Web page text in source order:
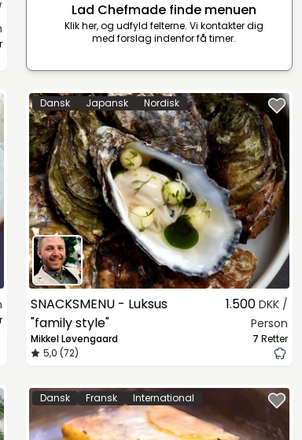
Lad Chefmade finde menuen
Klik her, og udfyld felterne. Vi kontakter dig
med forslag indenfor få timer.
Dansk Japansk Nordisk
SNACKSMENU - Luksus
"family style"
Mikkel Løvengaard
5,0 (72)
1.500 DKK /
Person
7 Retter
Dansk Fransk International